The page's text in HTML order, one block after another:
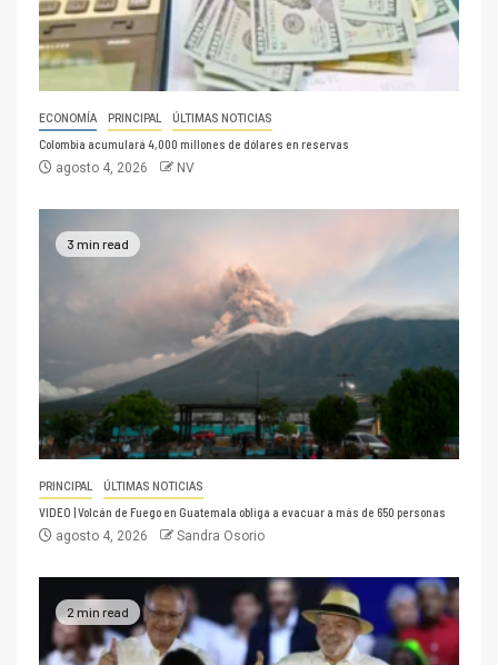
ECONOMÍA PRINCIPAL ÚLTIMAS NOTICIAS
Colombia acumulará 4,000 millones de dólares en reservas
agosto 4, 2026 NV
3 min read
PRINCIPAL ÚLTIMAS NOTICIAS
VIDEO | Volcán de Fuego en Guatemala obliga a evacuar a más de 650 personas
agosto 4, 2026 Sandra Osorio
2 min read